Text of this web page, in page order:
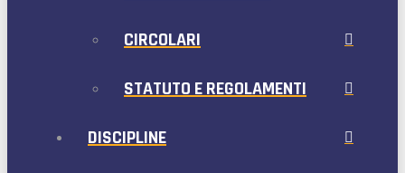
CIRCOLARI
STATUTO E REGOLAMENTI
DISCIPLINE